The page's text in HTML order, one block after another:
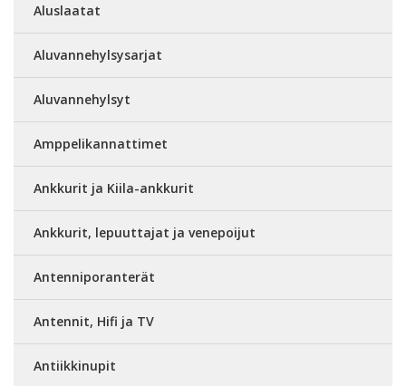
Aluslaatat
Aluvannehylsysarjat
Aluvannehylsyt
Amppelikannattimet
Ankkurit ja Kiila-ankkurit
Ankkurit, lepuuttajat ja venepoijut
Antenniporanterät
Antennit, Hifi ja TV
Antiikkinupit